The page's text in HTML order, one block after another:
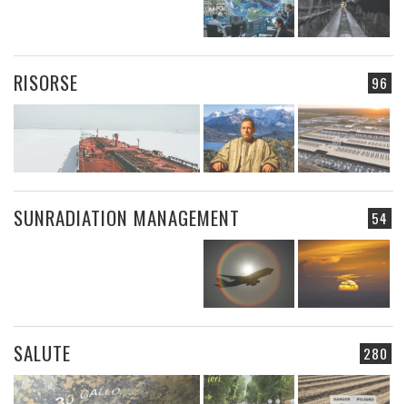
96
RISORSE
54
SUNRADIATION MANAGEMENT
280
SALUTE